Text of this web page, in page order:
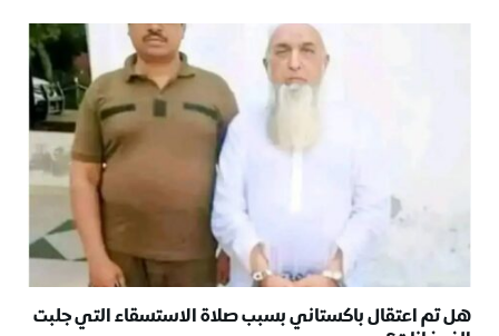
هل تم اعتقال باكستاني بسبب صلاة الاستسقاء التي جلبت